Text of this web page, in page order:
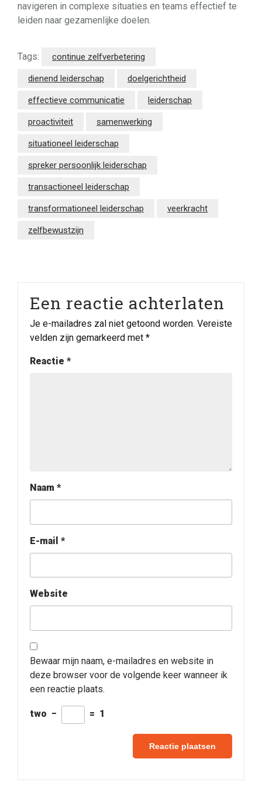
navigeren in complexe situaties en teams effectief te
leiden naar gezamenlijke doelen.
Tags: continue zelfverbetering
dienend leiderschap doelgerichtheid
effectieve communicatie leiderschap
proactiviteit samenwerking
situationeel leiderschap
spreker persoonlijk leiderschap
transactioneel leiderschap
transformationeel leiderschap veerkracht
zelfbewustzijn
Een reactie achterlaten
Je e-mailadres zal niet getoond worden. Vereiste
velden zijn gemarkeerd met *
Reactie *
Naam *
E-mail *
Website
Bewaar mijn naam, e-mailadres en website in
deze browser voor de volgende keer wanneer ik
een reactie plaats.
two − = 1